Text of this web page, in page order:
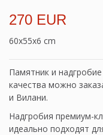
270 EUR
60x55x6 cm
Памятник и
качества можно
и Вилани.
Надгробия премиум-
идеально подходят